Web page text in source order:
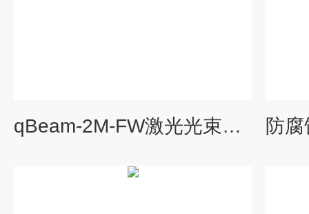
qBeam-2M-FW激光光束分析仪